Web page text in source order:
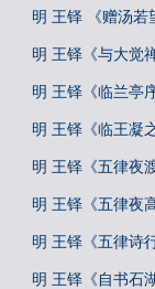
明 王铎 《赠汤若
明 王铎《与大觉
明 王铎《临兰亭
明 王铎《临王凝
明 王铎《五律夜
明 王铎《五律夜
明 王铎《五律诗
明 王铎《自书石